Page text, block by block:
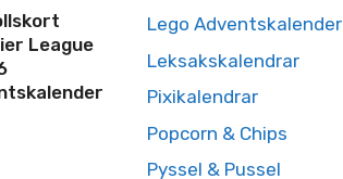
League
Lego Adventskalender
Leksakskalendrar
Pixikalendrar
Popcorn & Chips
Pyssel & Pussel